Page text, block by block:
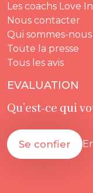
Les coachs Love
Nous contacter
Qui sommes-nous
Toute la presse
Tous les avis
EVALUATION
Qu’est-ce qui
Se confier